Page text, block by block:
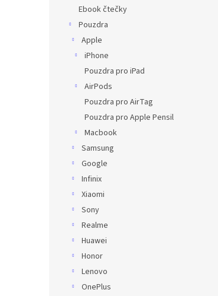
Ebook čtečky
Pouzdra
Apple
iPhone
Pouzdra pro iPad
AirPods
Pouzdra pro AirTag
Pouzdra pro Apple Pensil
Macbook
Samsung
Google
Infinix
Xiaomi
Sony
Realme
Huawei
Honor
Lenovo
OnePlus